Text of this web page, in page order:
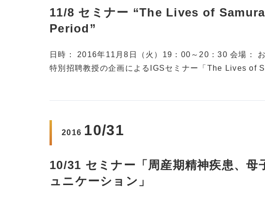
11/8 セミナー “The Lives of
Period”
日時： 2016年11月8日（火）19：00～20：30 会場：
特別招聘教授の企画によるIGSセミナー「The Lives
2016 10/31
10/31 セミナー「周産期精神疾患、母
ュニケーション」